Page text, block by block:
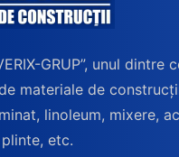
GRUP”, unul dintre
materiale de
linoleum, mixere,
etc.